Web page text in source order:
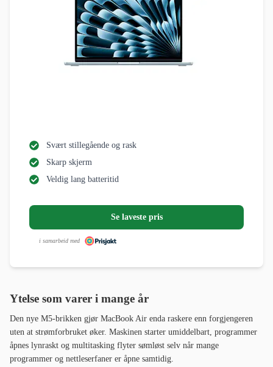
Svært stillegående og rask
Skarp skjerm
Veldig lang batteritid
Se laveste pris
i samarbeid med
Ytelse som varer i mange år
Den nye M5-brikken gjør MacBook Air enda raskere enn forgjengeren
uten at strømforbruket øker. Maskinen starter umiddelbart, programmer
åpnes lynraskt og multitasking flyter sømløst selv når mange
programmer og nettleserfaner er åpne samtidig.